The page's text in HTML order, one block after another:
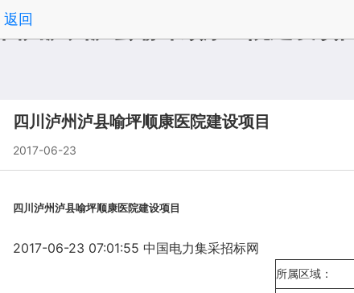
四川泸州泸县喻坪顺康医院建设项
返回
四川泸州泸县喻坪顺康医院建设项目
2017-06-23
四川泸州泸县喻坪顺康医院建设项目
2017-06-23 07:01:55 中国电力集采招标网
所属区域：